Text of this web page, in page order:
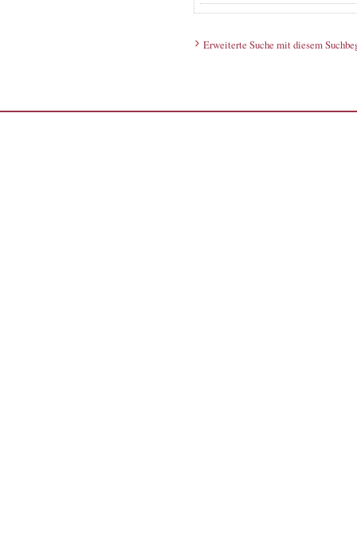
Erweiterte Suche mit diesem